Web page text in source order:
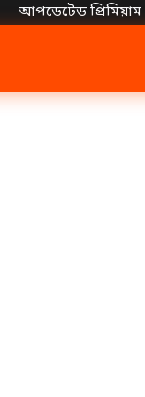
আপডেটেড প্রিমিয়াম